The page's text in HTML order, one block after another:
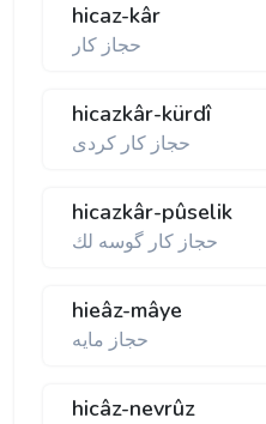
hicaz-kâr
حجاز كار
hicazkâr-kürdî
حجاز كار كردی
hicazkâr-pûselik
حجاز كار گوسه لك
hieâz-mâye
حجاز مايه
hicâz-nevrûz